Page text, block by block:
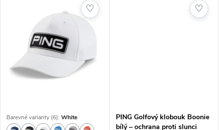
Barevné varianty (6): White
♡
PING Golfový klobouk Boonie
bílý – ochrana proti slunci
♡